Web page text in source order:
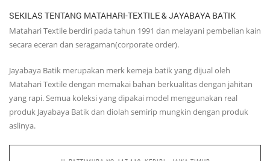
SEKILAS TENTANG MATAHARI-TEXTILE & JAYABAYA BATIK
Matahari Textile berdiri pada tahun 1991 dan melayani pembelian kain
secara eceran dan seragaman(corporate order).
Jayabaya Batik merupakan merk kemeja batik yang dijual oleh
Matahari Textile dengan memakai bahan berkualitas dengan jahitan
yang rapi. Semua koleksi yang dipakai model menggunakan real
produk Jayabaya Batik dan diolah semirip mungkin dengan produk
aslinya.